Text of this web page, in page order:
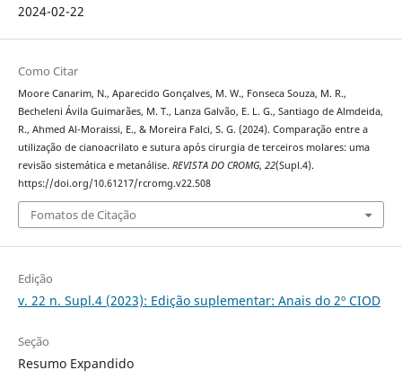
2024-02-22
Como Citar
Moore Canarim, N., Aparecido Gonçalves, M. W., Fonseca Souza, M. R.,
Becheleni Ávila Guimarães, M. T., Lanza Galvão, E. L. G., Santiago de Almdeida,
R., Ahmed Al-Moraissi, E., & Moreira Falci, S. G. (2024). Comparação entre a
utilização de cianoacrilato e sutura após cirurgia de terceiros molares: uma
revisão sistemática e metanálise. REVISTA DO CROMG, 22(Supl.4).
https://doi.org/10.61217/rcromg.v22.508
Fomatos de Citação
Edição
v. 22 n. Supl.4 (2023): Edição suplementar: Anais do 2º CIOD
Seção
Resumo Expandido